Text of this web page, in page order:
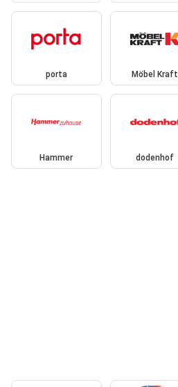
porta Möbel Kraft
Hammer dodenhof